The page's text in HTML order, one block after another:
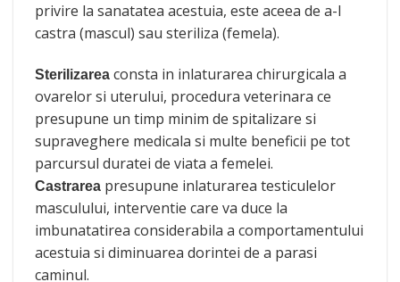
privire la sanatatea acestuia, este aceea de a-l
castra (mascul) sau steriliza (femela).
Sterilizarea consta in inlaturarea chirurgicala a
ovarelor si uterului, procedura veterinara ce
presupune un timp minim de spitalizare si
supraveghere medicala si multe beneficii pe tot
parcursul duratei de viata a femelei.
Castrarea presupune inlaturarea testiculelor
masculului, interventie care va duce la
imbunatatirea considerabila a comportamentului
acestuia si diminuarea dorintei de a parasi
caminul.